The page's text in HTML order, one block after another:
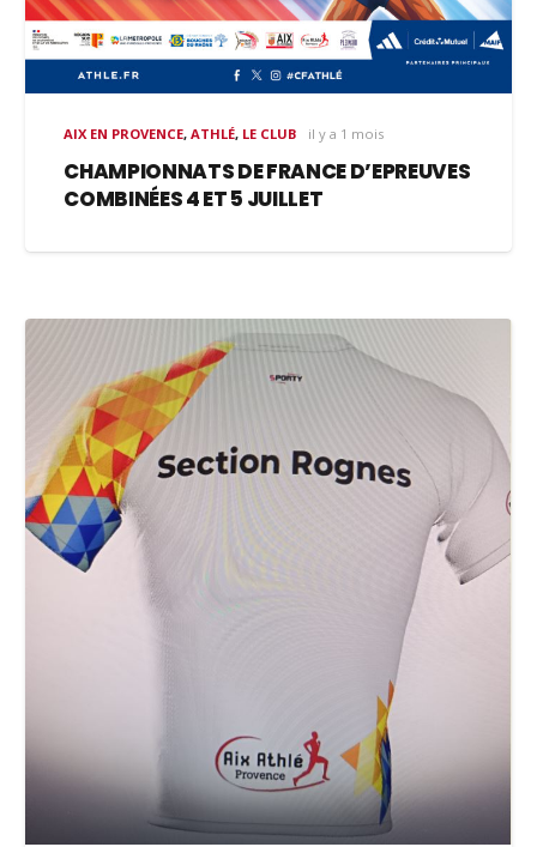
AIX EN PROVENCE,ATHLÉ, LE CLUB il y a 1 mois
CHAMPIONNATS DE FRANCE D’EPREUVES
COMBINÉES 4 ET 5 JUILLET